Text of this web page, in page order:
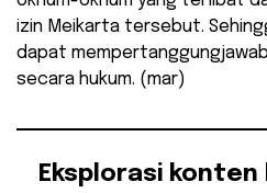
izin Meikarta tersebut.
dapat
secara hukum. (mar)
Eksplorasi konten